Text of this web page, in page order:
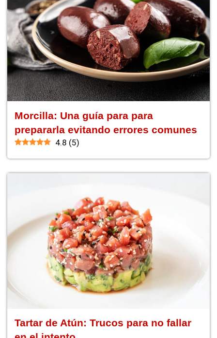
Morcilla: Una guía para para
prepararla evitando errores comunes
4.8 (5)
Tartar de Atún: Trucos para no fallar